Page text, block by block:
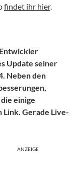
findet ihr hier.
Update seiner
Neben den
einige
Gerade Live-
ANZEIGE